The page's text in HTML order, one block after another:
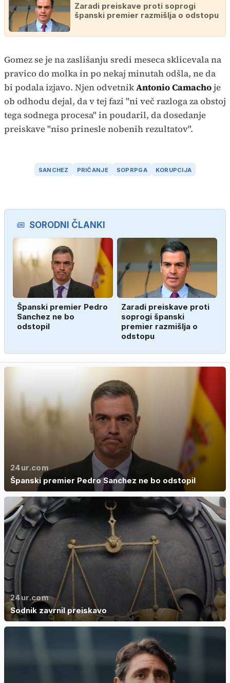
Zaradi preiskave proti soprogi
španski premier razmišlja o odstopu
Gomez se je na zaslišanju sredi meseca sklicevala na
pravico do molka in po nekaj minutah odšla, ne da
bi podala izjavo. Njen odvetnikAntonio Camachoje
ob odhodu dejal, da v tej fazi "ni več razloga za obstoj
tega sodnega procesa" in poudaril, da dosedanje
preiskave "niso prinesle nobenih rezultatov".
SANCHEZ PRIČANJE SOPRPGA KORUPCIJA
SORODNI ČLANKI
Španski premier Pedro
Sanchez ne bo
odstopil
Zaradi preiskave proti
soprogi španski
premier razmišlja o
odstopu
24ur.com
Španski premier Pedro Sanchez ne bo odstopil
24ur.com
Sodnik zavrnil preiskavo